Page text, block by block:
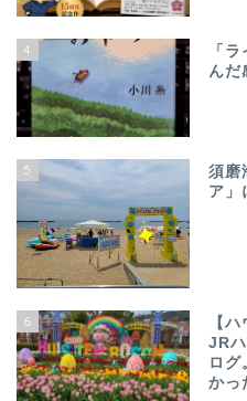
4
「
んだ
5
須磨
ア」
6
【
JR
ログ
かっ